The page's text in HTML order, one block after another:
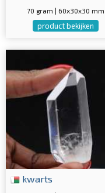
70 gram | 60x30x30 mm
product bekijken
kwarts